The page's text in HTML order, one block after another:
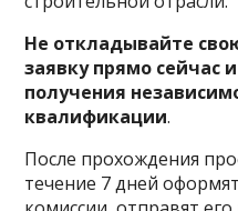
Не откладывайте
заявку прямо сейчас
получения
квалификации.
После прохождения
течение 7 дней